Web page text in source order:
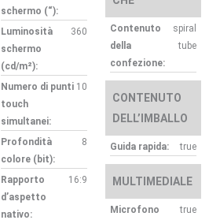
schermo (“):
Luminosità
schermo
(cd/m²):
360
Numero di punti
touch
simultanei:
10
Profondità
colore (bit):
8
Rapporto
d’aspetto
nativo:
16:9
Contenuto
della
confezione:
spiral
tube
CONTENUTO
DELL’IMBALLO
Guida rapida: true
MULTIMEDIALE
Microfono true